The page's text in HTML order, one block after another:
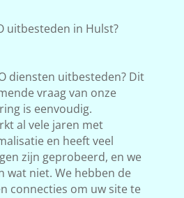
uitbesteden in Hulst?
diensten uitbesteden? Dit
vraag van onze
is eenvoudig.
al vele jaren met
en heeft veel
zijn geprobeerd, en we
wat niet. We hebben de
connecties om uw site te